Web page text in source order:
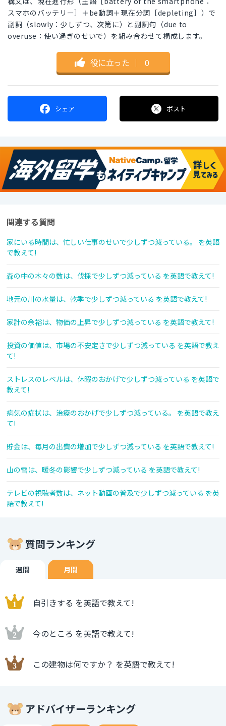
スマホのバッテリー］＋be動詞＋現在分詞［depleting］）で
副詞（slowly：少しずつ、次第に）と副詞句（due to
overuse：使い過ぎのせいで）を組み合わせて構成します。
役に立った ｜ 0
シェア ポスト
関連する質問
家にいる時間は、忙しい仕事のせいで少しずつ減っている。 を英語
で教えて!
森の中の木々の数は、伐採で少しずつ減っている を英語で教えて!
地元の川の水量は、乾季で少しずつ減っている を英語で教えて!
家計の余裕は、物価の上昇で少しずつ減っている を英語で教えて!
投資の価値は、市場の不安定さで少しずつ減っている を英語で教え
て!
ストレスのレベルは、休暇のおかげで少しずつ減っている を英語で
教えて!
病気の症状は、治療のおかげで少しずつ減っている。 を英語で教え
て!
貯金は、毎月の出費の増加で少しずつ減っている を英語で教えて!
山の雪は、暖冬の影響で少しずつ減っている を英語で教えて!
テレビの視聴者数は、ネット動画の普及で少しずつ減っている を英
語で教えて!
質問ランキング
週間 月間
自引きする を英語で教えて!
今のところ を英語で教えて!
この建物は何ですか？ を英語で教えて!
アドバイザーランキング